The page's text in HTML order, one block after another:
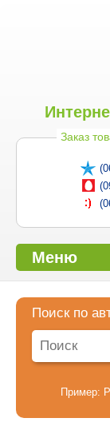
Заказ
Меню
Поиск по
Пример: